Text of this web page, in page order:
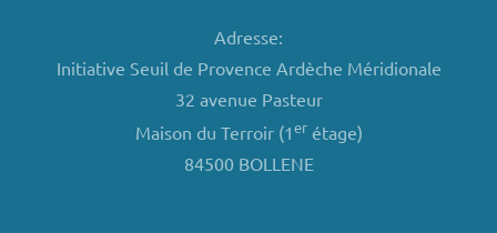
Adresse:
Initiative Seuil de Provence Ardèche Méridionale
32 avenue Pasteur
Maison du Terroir (1erétage)
84500 BOLLENE